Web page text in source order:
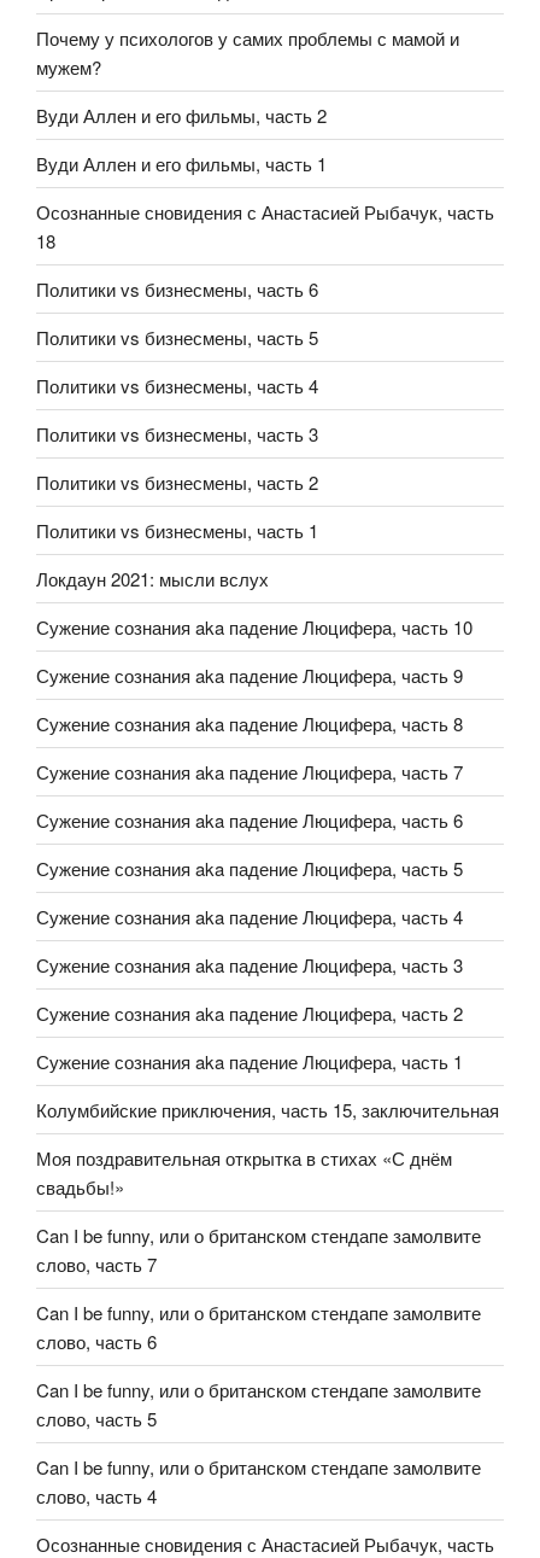
Почему у психологов у самих проблемы с мамой и
мужем?
Вуди Аллен и его фильмы, часть 2
Вуди Аллен и его фильмы, часть 1
Осознанные сновидения с Анастасией Рыбачук, часть
18
Политики vs бизнесмены, часть 6
Политики vs бизнесмены, часть 5
Политики vs бизнесмены, часть 4
Политики vs бизнесмены, часть 3
Политики vs бизнесмены, часть 2
Политики vs бизнесмены, часть 1
Локдаун 2021: мысли вслух
Сужение сознания aka падение Люцифера, часть 10
Сужение сознания aka падение Люцифера, часть 9
Сужение сознания aka падение Люцифера, часть 8
Сужение сознания aka падение Люцифера, часть 7
Сужение сознания aka падение Люцифера, часть 6
Сужение сознания aka падение Люцифера, часть 5
Сужение сознания aka падение Люцифера, часть 4
Сужение сознания aka падение Люцифера, часть 3
Сужение сознания aka падение Люцифера, часть 2
Сужение сознания aka падение Люцифера, часть 1
Колумбийские приключения, часть 15, заключительная
Моя поздравительная открытка в стихах «С днём
свадьбы!»
Can I be funny, или о британском стендапе замолвите
слово, часть 7
Can I be funny, или о британском стендапе замолвите
слово, часть 6
Can I be funny, или о британском стендапе замолвите
слово, часть 5
Can I be funny, или о британском стендапе замолвите
слово, часть 4
Осознанные сновидения с Анастасией Рыбачук, часть